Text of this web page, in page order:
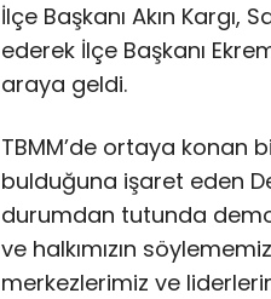
İlçe Başkanı Akın Kargı,
ederek İlçe Başkanı
araya geldi.
TBMM’de ortaya konan
bulduğuna işaret eden
durumdan tutunda
ve halkımızın
merkezlerimiz ve